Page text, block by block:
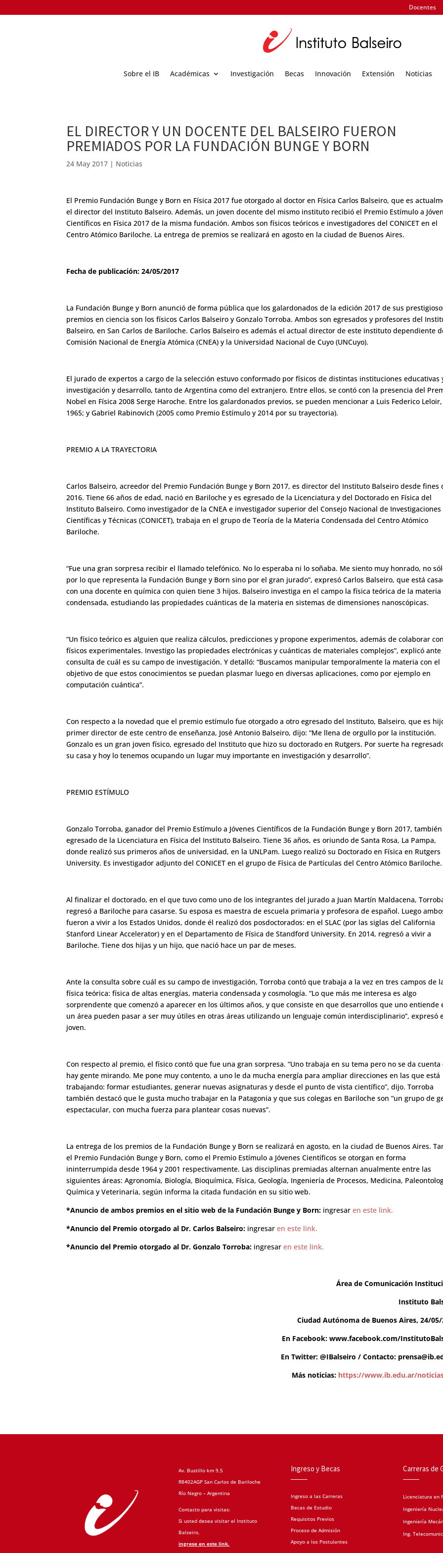
Docentes
Sobre el IB Académicas Investigación Becas Innovación Extensión Noticias
EL DIRECTOR Y UN DOCENTE DEL BALSEIRO FUERON
PREMIADOS POR LA FUNDACIÓN BUNGE Y BORN
24 May 2017 | Noticias
El Premio Fundación Bunge y Born en Física 2017 fue otorgado al doctor en Física Carlos Balseiro, que es
el director del Instituto Balseiro. Además, un joven docente del mismo instituto recibió el Premio Estímulo a
Científicos en Física 2017 de la misma fundación. Ambos son físicos teóricos e investigadores del CONICET en el
Centro Atómico Bariloche. La entrega de premios se realizará en agosto en la ciudad de Buenos Aires.
Fecha de publicación: 24/05/2017
La Fundación Bunge y Born anunció de forma pública que los galardonados de la edición 2017 de sus
premios en ciencia son los físicos Carlos Balseiro y Gonzalo Torroba. Ambos son egresados y profesores del
Balseiro, en San Carlos de Bariloche. Carlos Balseiro es además el actual director de este instituto dependiente
Comisión Nacional de Energía Atómica (CNEA) y la Universidad Nacional de Cuyo (UNCuyo).
El jurado de expertos a cargo de la selección estuvo conformado por físicos de distintas instituciones educativas
investigación y desarrollo, tanto de Argentina como del extranjero. Entre ellos, se contó con la presencia del
Nobel en Física 2008 Serge Haroche. Entre los galardonados previos, se pueden mencionar a Luis Federico
1965; y Gabriel Rabinovich (2005 como Premio Estímulo y 2014 por su trayectoria).
PREMIO A LA TRAYECTORIA
Carlos Balseiro, acreedor del Premio Fundación Bunge y Born 2017, es director del Instituto Balseiro desde fines
2016. Tiene 66 años de edad, nació en Bariloche y es egresado de la Licenciatura y del Doctorado en Física del
Instituto Balseiro. Como investigador de la CNEA e investigador superior del Consejo Nacional de Investigaciones
Científicas y Técnicas (CONICET), trabaja en el grupo de Teoría de la Materia Condensada del Centro Atómico
Bariloche.
“Fue una gran sorpresa recibir el llamado telefónico. No lo esperaba ni lo soñaba. Me siento muy honrado, no
por lo que representa la Fundación Bunge y Born sino por el gran jurado”, expresó Carlos Balseiro, que está
con una docente en química con quien tiene 3 hijos. Balseiro investiga en el campo la física teórica de la materia
condensada, estudiando las propiedades cuánticas de la materia en sistemas de dimensiones nanoscópicas.
“Un físico teórico es alguien que realiza cálculos, predicciones y propone experimentos, además de colaborar con
físicos experimentales. Investigo las propiedades electrónicas y cuánticas de materiales complejos”, explicó ante
consulta de cuál es su campo de investigación. Y detalló: “Buscamos manipular temporalmente la materia con el
objetivo de que estos conocimientos se puedan plasmar luego en diversas aplicaciones, como por ejemplo en
computación cuántica”.
Con respecto a la novedad que el premio estímulo fue otorgado a otro egresado del Instituto, Balseiro, que es
primer director de este centro de enseñanza, José Antonio Balseiro, dijo: “Me llena de orgullo por la institución.
Gonzalo es un gran joven físico, egresado del Instituto que hizo su doctorado en Rutgers. Por suerte ha
su casa y hoy lo tenemos ocupando un lugar muy importante en investigación y desarrollo”.
PREMIO ESTÍMULO
Gonzalo Torroba, ganador del Premio Estímulo a Jóvenes Científicos de la Fundación Bunge y Born 2017,
egresado de la Licenciatura en Física del Instituto Balseiro. Tiene 36 años, es oriundo de Santa Rosa, La Pampa,
donde realizó sus primeros años de universidad, en la UNLPam. Luego realizó su Doctorado en Física en Rutgers
University. Es investigador adjunto del CONICET en el grupo de Física de Partículas del Centro Atómico Bariloche.
Al finalizar el doctorado, en el que tuvo como uno de los integrantes del jurado a Juan Martín Maldacena,
regresó a Bariloche para casarse. Su esposa es maestra de escuela primaria y profesora de español. Luego
fueron a vivir a los Estados Unidos, donde él realizó dos posdoctorados: en el SLAC (por las siglas del California
Stanford Linear Accelerator) y en el Departamento de Física de Standford University. En 2014, regresó a vivir a
Bariloche. Tiene dos hijas y un hijo, que nació hace un par de meses.
Ante la consulta sobre cuál es su campo de investigación, Torroba contó que trabaja a la vez en tres campos de
física teórica: física de altas energías, materia condensada y cosmología. “Lo que más me interesa es algo
sorprendente que comenzó a aparecer en los últimos años, y que consiste en que desarrollos que uno entiende
un área pueden pasar a ser muy útiles en otras áreas utilizando un lenguaje común interdisciplinario”, expresó
joven.
Con respecto al premio, el físico contó que fue una gran sorpresa. “Uno trabaja en su tema pero no se da cuenta
hay gente mirando. Me pone muy contento, a uno le da mucha energía para ampliar direcciones en las que está
trabajando: formar estudiantes, generar nuevas asignaturas y desde el punto de vista científico”, dijo. Torroba
también destacó que le gusta mucho trabajar en la Patagonia y que sus colegas en Bariloche son “un grupo de
espectacular, con mucha fuerza para plantear cosas nuevas”.
La entrega de los premios de la Fundación Bunge y Born se realizará en agosto, en la ciudad de Buenos Aires.
el Premio Fundación Bunge y Born, como el Premio Estímulo a Jóvenes Científicos se otorgan en forma
ininterrumpida desde 1964 y 2001 respectivamente. Las disciplinas premiadas alternan anualmente entre las
siguientes áreas: Agronomía, Biología, Bioquímica, Física, Geología, Ingeniería de Procesos, Medicina,
Química y Veterinaria, según informa la citada fundación en su sitio web.
*Anuncio de ambos premios en el sitio web de la Fundación Bunge y Born: ingresar en este link.
*Anuncio del Premio otorgado al Dr. Carlos Balseiro: ingresar en este link.
*Anuncio del Premio otorgado al Dr. Gonzalo Torroba: ingresar en este link.
Área de Comunicación
Instituto
Ciudad Autónoma de Buenos Aires, 24/05/
En Facebook:www.facebook.com/
En Twitter:@IBalseiro / Contacto:
Más noticias: https://www.ib.edu.ar/
Av. Bustillo km 9,5
R8402AGP San Carlos de Bariloche
Río Negro – Argentina
Contacto para visitas:
Si usted desea visitar el Instituto
Balseiro,
ingrese en este link.
Ingreso y Becas
Ingreso a las Carreras
Becas de Estudio
Requisitos Previos
Proceso de Admisión
Apoyo a los Postulantes
Carreras de
Licenciatura en
Ingeniería
Ingeniería
Ing.